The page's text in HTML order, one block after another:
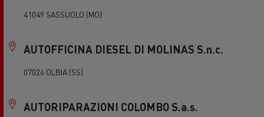
41049 SASSUOLO (MO)
AUTOFFICINA DIESEL DI MOLINAS S.n.c.
07026 OLBIA (SS)
AUTORIPARAZIONI COLOMBO S.a.s.